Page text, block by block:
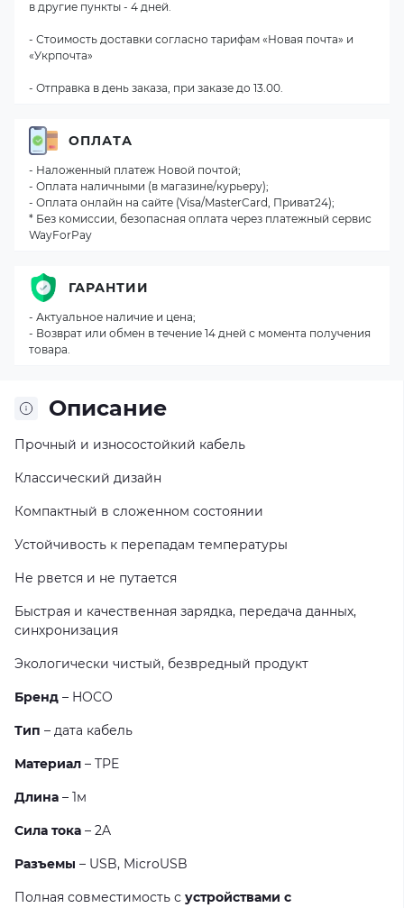
Описание
Прочный и износостойкий кабель
Классический дизайн
Компактный в сложенном состоянии
Устойчивость к перепадам температуры
Не рвется и не путается
Быстрая и качественная зарядка, передача данных,
синхронизация
Экологически чистый, безвредный продукт
Бренд – HOCO
Тип – дата кабель
Материал – TPE
Длина – 1м
Сила тока – 2A
Разъемы – USB, MicroUSB
Полная совместимость с устройствами с
в другие пункты - 4 дней.
- Стоимость доставки согласно тарифам «Новая почта» и
«Укрпочта»
- Отправка в день заказа, при заказе до 13.00.
ОПЛАТА
- Наложенный платеж Новой почтой;
- Оплата наличными (в магазине/курьеру);
- Оплата онлайн на сайте (Visa/MasterCard, Приват24);
* Без комиссии, безопасная оплата через платежный сервис
WayForPay
ГАРАНТИИ
- Актуальное наличие и цена;
- Возврат или обмен в течение 14 дней с момента получения
товара.